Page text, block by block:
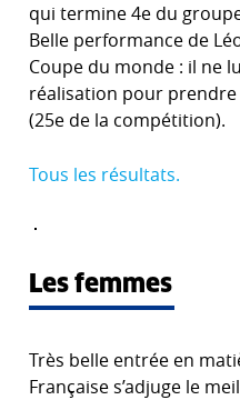
qui termine 4e du
Belle performance de
Coupe du monde : il ne
réalisation pour
(25e de la compétition).
Tous les résultats.
Les femmes
Très belle entrée en
Française s’adjuge le